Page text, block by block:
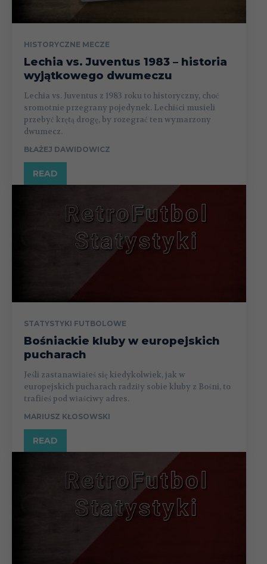
HISTORYCZNE MECZE
Lechia vs. Juventus 1983 – historia
wyjątkowego dwumeczu
Lechia vs. Juventus z 1983 roku to historyczny, choć
sromotnie przegrany pojedynek. Lechiści musieli
przebyć krętą drogę, by rozegrać ten wymarzony
dwumecz.
BŁAŻEJ DAWIDOWICZ
READ
STATYSTYKI FUTBOLOWE
Bośniackie kluby w europejskich
pucharach
Jeśli zastanawiałeś się kiedykolwiek, jak w
europejskich pucharach radziły sobie kluby z Bośni, to
trafiłeś pod właściwy adres.
MARIUSZ KŁOSOWSKI
READ